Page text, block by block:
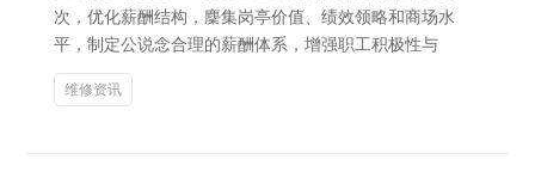
次，优化薪酬结构，麇集岗亭价值、绩效领略和商场水
平，制定公说念合理的薪酬体系，增强职工积极性与
维修资讯